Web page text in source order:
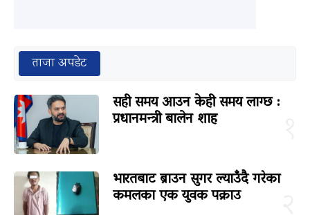
ताजा अपडेट
सही समय आउन केही समय लाग्छ :
प्रधानमन्त्री बालेन शाह
भारतबाट ब्राउन सुगर ल्याउँदै गरेका
कमलका एक युवक पक्राउ